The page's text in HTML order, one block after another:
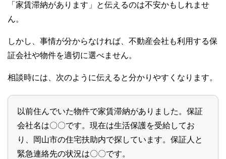
「家賃滞納があります」と伝えるのは不安かもしれませ
ん。
しかし、事情が分からなければ、不動産会社も利用する保
証会社や物件を適切に選べません。
相談時には、次のように伝えると分かりやすくなります。
以前住んでいた物件で家賃滞納がありました。保証
会社名は〇〇です。現在は生活保護を受給してお
り、岡山市の住宅扶助内で探しています。保証人と
緊急連絡先の状況は〇〇です。